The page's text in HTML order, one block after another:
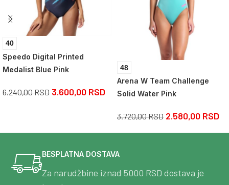
40
Speedo Digital Printed
Medalist Blue Pink
6.240,00RSD 3.600,00 RSD
48
Arena W Team Challenge
Solid Water Pink
3.720,00RSD 2.580,00 RSD
BESPLATNA DOSTAVA
Za narudžbine iznad 5000 RSD dostava je